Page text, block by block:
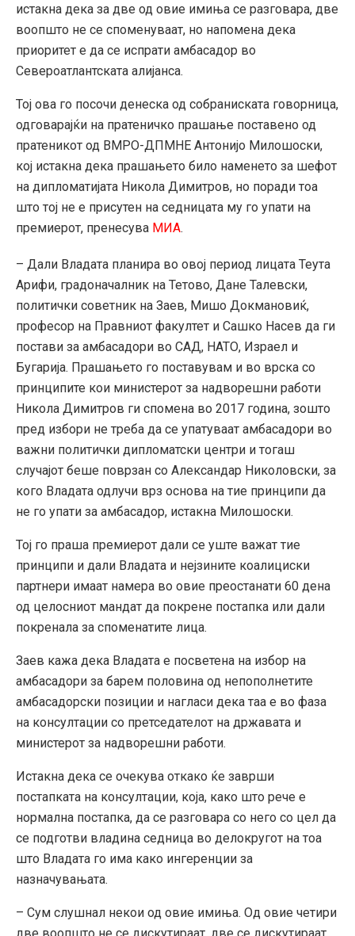
истакна дека за две од овие имиња се разговара, две
воопшто не се споменуваат, но напомена дека
приоритет е да се испрати амбасадор во
Североатлантската алијанса.
Тој ова го посочи денеска од собраниската говорница,
одговарајќи на пратеничко прашање поставено од
пратеникот од ВМРО-ДПМНЕ Антонијо Милошоски,
кој истакна дека прашањето било наменето за шефот
на дипломатијата Никола Димитров, но поради тоа
што тој не е присутен на седницата му го упати на
премиерот, пренесува МИА.
– Дали Владата планира во овој период лицата Теута
Арифи, градоначалник на Тетово, Дане Талевски,
политички советник на Заев, Мишо Докмановиќ,
професор на Правниот факултет и Сашко Насев да ги
постави за амбасадори во САД, НАТО, Израел и
Бугарија. Прашањето го поставувам и во врска со
принципите кои министерот за надворешни работи
Никола Димитров ги спомена во 2017 година, зошто
пред избори не треба да се упатуваат амбасадори во
важни политички дипломатски центри и тогаш
случајот беше поврзан со Александар Николовски, за
кого Владата одлучи врз основа на тие принципи да
не го упати за амбасадор, истакна Милошоски.
Тој го праша премиерот дали се уште важат тие
принципи и дали Владата и нејзините коалициски
партнери имаат намера во овие преостанати 60 дена
од целосниот мандат да покрене постапка или дали
покренала за споменатите лица.
Заев кажа дека Владата е посветена на избор на
амбасадори за барем половина од непополнетите
амбасадорски позиции и нагласи дека таа е во фаза
на консултации со претседателот на државата и
министерот за надворешни работи.
Истакна дека се очекува откако ќе заврши
постапката на консултации, која, како што рече е
нормална постапка, да се разговара со него со цел да
се подготви владина седница во делокругот на тоа
што Владата го има како ингеренции за
назначувањата.
– Сум слушнал некои од овие имиња. Од овие четири